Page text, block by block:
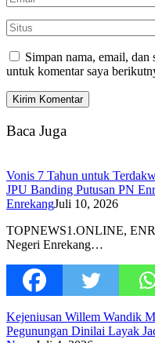
Simpan nama, email, dan
untuk komentar saya
Baca Juga
Vonis 7 Tahun untuk
JPU Banding Putusan PN
EnrekangJuli 10, 2026
TOPNEWS1.ONLINE,
Negeri Enrekang…
Kejeniusan Willem Wandik
Pegunungan Dinilai Layak